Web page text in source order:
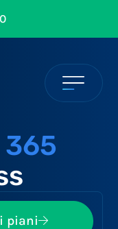
piani